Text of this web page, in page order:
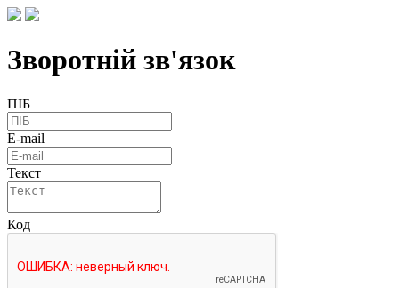
Зворотній зв'язок
ПІБ
E-mail
Текст
Код